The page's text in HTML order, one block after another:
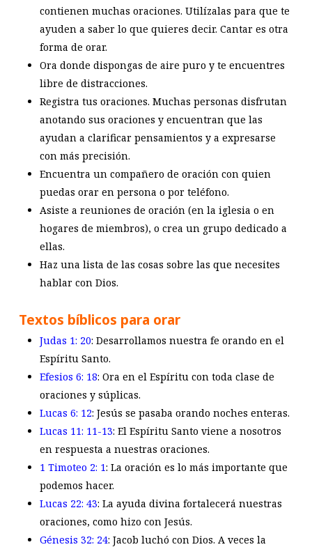
contienen muchas oraciones. Utilízalas para que te
ayuden a saber lo que quieres decir. Cantar es otra
forma de orar.
Ora donde dispongas de aire puro y te encuentres
libre de distracciones.
Registra tus oraciones. Muchas personas disfrutan
anotando sus oraciones y encuentran que las
ayudan a clarificar pensamientos y a expresarse
con más precisión.
Encuentra un compañero de oración con quien
puedas orar en persona o por teléfono.
Asiste a reuniones de oración (en la iglesia o en
hogares de miembros), o crea un grupo dedicado a
ellas.
Haz una lista de las cosas sobre las que necesites
hablar con Dios.
Textos bíblicos para orar
Judas 1: 20: Desarrollamos nuestra fe orando en el
Espíritu Santo.
Efesios 6: 18: Ora en el Espíritu con toda clase de
oraciones y súplicas.
Lucas 6: 12: Jesús se pasaba orando noches enteras.
Lucas 11: 11-13: El Espíritu Santo viene a nosotros
en respuesta a nuestras oraciones.
1 Timoteo 2: 1: La oración es lo más importante que
podemos hacer.
Lucas 22: 43: La ayuda divina fortalecerá nuestras
oraciones, como hizo con Jesús.
Génesis 32: 24: Jacob luchó con Dios. A veces la